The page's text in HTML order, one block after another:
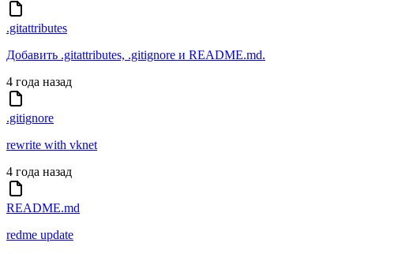
.gitattributes
Добавить .gitattributes, .gitignore и README.md.
4 года назад
.gitignore
rewrite with vknet
4 года назад
README.md
redme update